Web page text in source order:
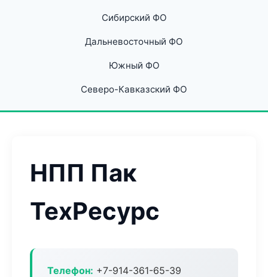
Сибирский ФО
Дальневосточный ФО
Южный ФО
Северо-Кавказский ФО
НПП Пак
ТехРесурс
Телефон: +7-914-361-65-39